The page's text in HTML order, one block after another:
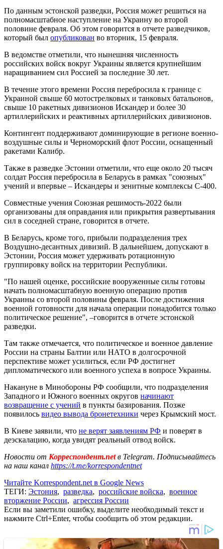
По данным эстонской разведки, Россия может решиться на
полномасштабное наступление на Украину во второй
половине февраля. Об этом говорится в отчете разведчиков,
который был опубликован во вторник, 15 февраля.
В ведомстве отметили, что нынешняя численность
российских войск вокруг Украины является крупнейшим
наращиванием сил Россией за последние 30 лет.
В течение этого времени Россия перебросила к границе с
Украиной свыше 60 мотострелковых и танковых батальонов,
свыше 10 ракетных дивизионов Искандер и более 30
артиллерийских и реактивных артиллерийских дивизионов.
Контингент поддерживают доминирующие в регионе военно-
воздушные силы и Черноморский флот России, оснащенный
ракетами Калибр.
Также в разведке Эстонии отметили, что еще около 20 тысяч
солдат Россия перебросила в Беларусь в рамках "союзных"
учений и впервые – Искандеры и зенитные комплексы С-400.
Совместные учения Союзная решимость-2022 были
организованы для оправдания или прикрытия развертывания
сил в соседней стране, говорится в отчете.
В Беларусь, кроме того, прибыли подразделения трех
Воздушно-десантных дивизий. В дальнейшем, допускают в
Эстонии, Россия может удерживать ротационную
группировку войск на территории Республики.
"По нашей оценке, российские вооруженные силы готовы
начать полномасштабную военную операцию против
Украины со второй половины февраля. После достижения
военной готовности для начала операции понадобится только
политическое решение", –говорится в отчете эстонской
разведки.
Там также отмечается, что политическое и военное давление
России на страны Балтии или НАТО в долгосрочной
перспективе может усилиться, если РФ достигнет
дипломатического или военного успеха в вопросе Украины.
Накануне в Минобороны РФ сообщили, что подразделения
Западного и Южного военных округов начинают
возвращение с учений в пункты базирования. Позже
появилось видео вывода бронетехники через Крымский мост.
В Киеве заявили, что не верят заявлениям РФ и поверят в
деэскалацию, когда увидят реальный отвод войск.
Новости от Корреспондент.netв Telegram. Подписывайтесь
на наш канал https://t.me/korrespondentnet
Читайте Korrespondent.net в Google News
ТЕГИ: Эстония, разведка, российские войска, военное
вторжение России, агрессия России
Если вы заметили ошибку, выделите необходимый текст и
нажмите Ctrl+Enter, чтобы сообщить об этом редакции.